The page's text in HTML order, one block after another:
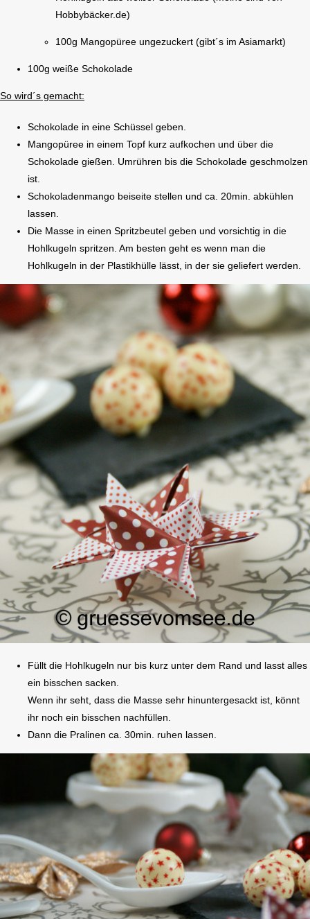
Hobbybäcker.de)
100g Mangopüree ungezuckert (gibt´s im Asiamarkt)
100g weiße Schokolade
So wird´s gemacht:
Schokolade in eine Schüssel geben.
Mangopüree in einem Topf kurz aufkochen und über die
Schokolade gießen. Umrühren bis die Schokolade geschmolzen
ist.
Schokoladenmango beiseite stellen und ca. 20min. abkühlen
lassen.
Die Masse in einen Spritzbeutel geben und vorsichtig in die
Hohlkugeln spritzen. Am besten geht es wenn man die
Hohlkugeln in der Plastikhülle lässt, in der sie geliefert werden.
Füllt die Hohlkugeln nur bis kurz unter dem Rand und lasst alles
ein bisschen sacken.
Wenn ihr seht, dass die Masse sehr hinuntergesackt ist, könnt
ihr noch ein bisschen nachfüllen.
Dann die Pralinen ca. 30min. ruhen lassen.